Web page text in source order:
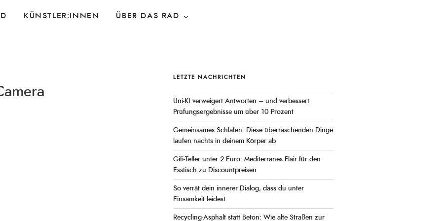
KÜNSTLER:INNEN ÜBER DAS RAD
LETZTE NACHRICHTEN
Uni-KI verweigert Antworten – und verbessert
Prüfungsergebnisse um über 10 Prozent
Gemeinsames Schlafen: Diese überraschenden Dinge
laufen nachts in deinem Körper ab
Gifi-Teller unter 2 Euro: Mediterranes Flair für den
Esstisch zu Discountpreisen
So verrät dein innerer Dialog, dass du unter
Einsamkeit leidest
Recycling-Asphalt statt Beton: Wie alte Straßen zur